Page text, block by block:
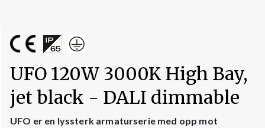
UFO 120W 3000K High Bay,
jet black - DALI dimmable
UFO er en lyssterk armaturserie med opp mot